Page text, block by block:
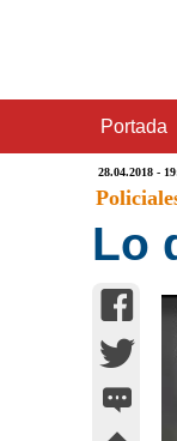
Portada
28.04.2018 -
Lo